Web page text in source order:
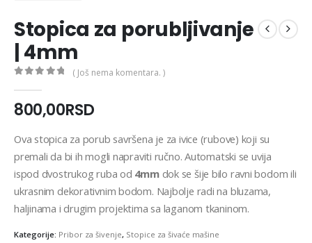
Stopica za porubljivanje
| 4mm
( Još nema komentara. )
800,00RSD
Ova stopica za porub savršena je za ivice (rubove) koji su
premali da bi ih mogli napraviti ručno. Automatski se uvija
ispod dvostrukog ruba od 4mmdok se šije bilo ravni bodom ili
ukrasnim dekorativnim bodom. Najbolje radi na bluzama,
haljinama i drugim projektima sa laganom tkaninom.
Kategorije: Pribor za šivenje, Stopice za šivaće mašine